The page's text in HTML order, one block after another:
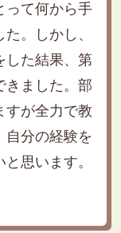
って何から手
。しかし、
した結果、第
きました。部
すが全力で教
自分の経験を
思います。